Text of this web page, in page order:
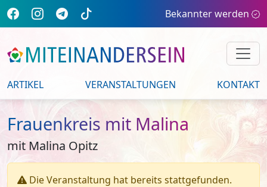
Bekannter werden
ARTIKEL VERANSTALTUNGEN KONTAKT
Frauenkreis mit Malina
mit Malina Opitz
Die Veranstaltung hat bereits stattgefunden.